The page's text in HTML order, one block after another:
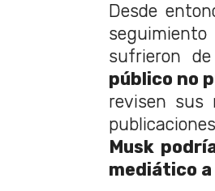
Desde
sufrieron de
público no
revisen sus
Musk
mediático a